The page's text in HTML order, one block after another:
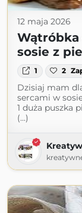
12 maja 2026
sosie z
1 2
Dzisiaj mam
sercami w
1 duża puszka
(...)